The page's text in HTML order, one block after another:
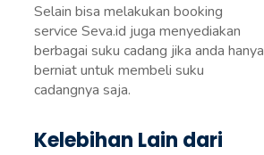
Selain bisa melakukan booking
service Seva.id juga menyediakan
berbagai suku cadang jika anda hanya
berniat untuk membeli suku
cadangnya saja.
Kelebihan Lain dari